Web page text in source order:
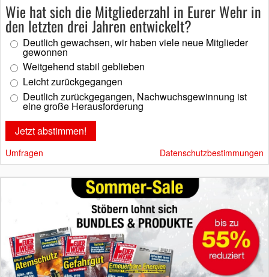
Wie hat sich die Mitgliederzahl in Eurer Wehr in
den letzten drei Jahren entwickelt?
Deutlich gewachsen, wir haben viele neue Mitglieder
gewonnen
Weitgehend stabil geblieben
Leicht zurückgegangen
Deutlich zurückgegangen, Nachwuchsgewinnung ist
eine große Herausforderung
Umfragen Datenschutzbestimmungen